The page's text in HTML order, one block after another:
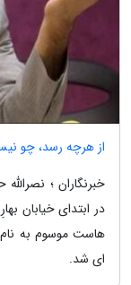
از هرچه رسد، چو
خبرنگاران ؛
در ابتدای خیابان
هاست موسوم به
ای شد.